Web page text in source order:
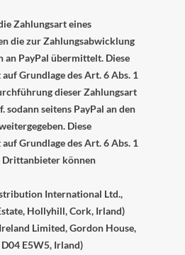
Zahlungsart eines
die zur Zahlungsabwicklung
PayPal übermittelt. Diese
Grundlage des Art. 6 Abs. 1
dieser Zahlungsart
sodann seitens PayPal an den
Diese
Grundlage des Art. 6 Abs. 1
Drittanbieter können
International Ltd.,
Hollyhill, Cork, Irland)
Limited, Gordon House,
E5W5, Irland)